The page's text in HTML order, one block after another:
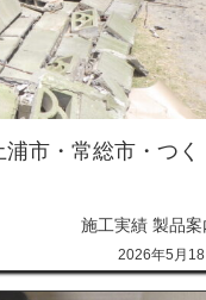
市・常総市・つく
施工実績 製品案
2026年5月